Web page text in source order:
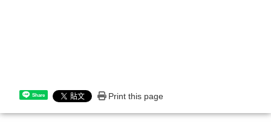
Share Print this page